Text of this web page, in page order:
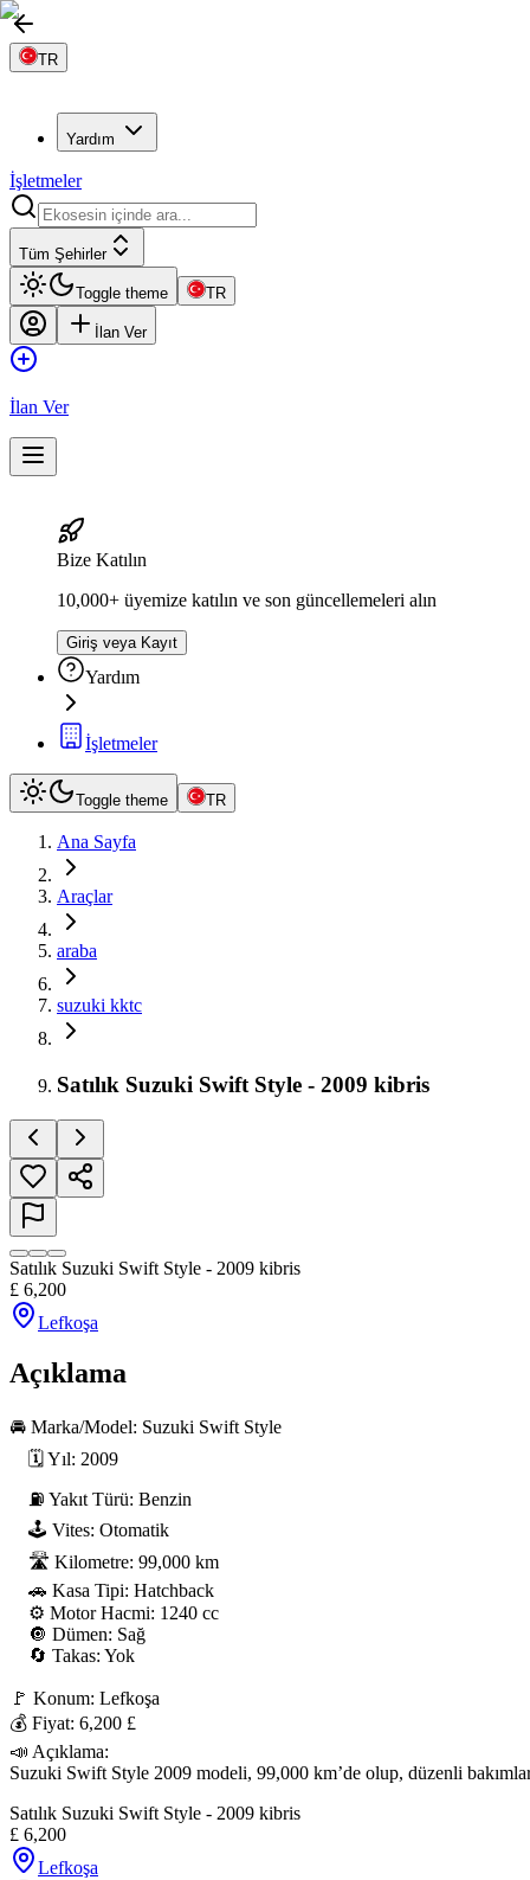
TR
Yardım
İşletmeler
Tüm Şehirler
Toggle theme TR
İlan Ver
İlan Ver
Bize Katılın
10,000+ üyemize katılın ve son güncellemeleri alın
Giriş veya Kayıt
Yardım
İşletmeler
Toggle theme TR
Ana Sayfa
Araçlar
araba
suzuki kktc
Satılık Suzuki Swift Style - 2009 kibris
Satılık Suzuki Swift Style - 2009 kibris
£ 6,200
Lefkoşa
Açıklama
🚘 Marka/Model: Suzuki Swift Style
    🗓 Yıl: 2009
    ⛽ Yakıt Türü: Benzin
    🕹 Vites: Otomatik
    🛣 Kilometre: 99,000 km
    🚗 Kasa Tipi: Hatchback
    ⚙️ Motor Hacmi: 1240 cc
    🔘 Dümen: Sağ
    🔄 Takas: Yok
🚩 Konum: Lefkoşa
💰 Fiyat: 6,200 £
📣 Açıklama:
Suzuki Swift Style 2009 modeli, 99,000 km’de olup, düzenli
Satılık Suzuki Swift Style - 2009 kibris
£ 6,200
Lefkoşa